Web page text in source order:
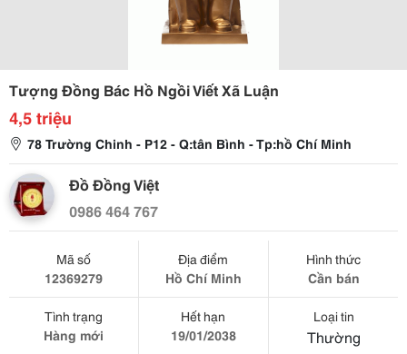
Tượng Đồng Bác Hồ Ngồi Viết Xã Luận
4,5 triệu
78 Trường Chinh - P12 - Q:tân Bình - Tp:hồ Chí Minh
Đồ Đồng Việt
0986 464 767
Mã số
12369279
Địa điểm
Hồ Chí Minh
Hình thức
Cần bán
Tình trạng
Hàng mới
Hết hạn
19/01/2038
Loại tin
Thường